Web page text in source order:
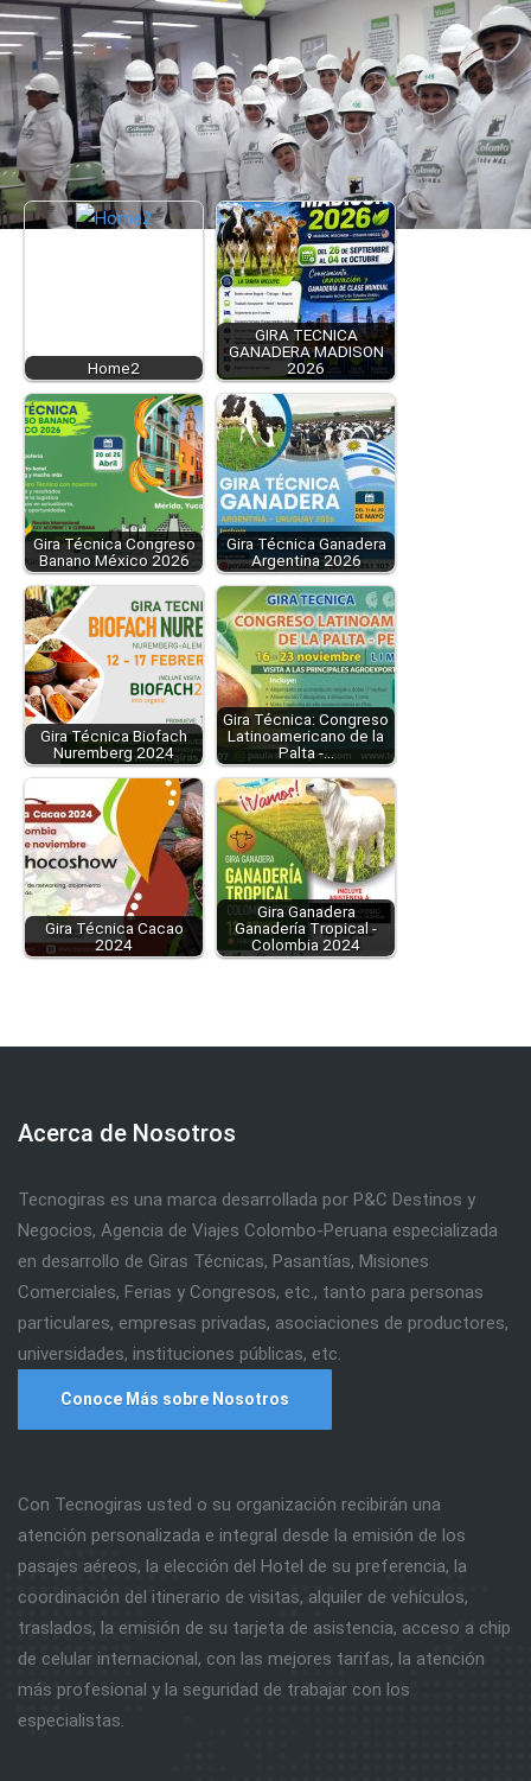
Notas Relacionadas:
Home2
GIRA TECNICA
GANADERA MADISON
2026
Gira Técnica Congreso
Banano México 2026
Gira Técnica Ganadera
Argentina 2026
Gira Técnica Biofach
Nuremberg 2024
Gira Técnica: Congreso
Latinoamericano de la
Palta -…
Gira Técnica Cacao
2024
Gira Ganadera
Ganadería Tropical -
Colombia 2024
Acerca de Nosotros
Tecnogiras es una marca desarrollada por P&C Destinos y
Negocios, Agencia de Viajes Colombo-Peruana especializada
en desarrollo de Giras Técnicas, Pasantías, Misiones
Comerciales, Ferias y Congresos, etc., tanto para personas
particulares, empresas privadas, asociaciones de productores,
universidades, instituciones públicas, etc.
Conoce Más sobre Nosotros
Con Tecnogiras usted o su organización recibirán una
atención personalizada e integral desde la emisión de los
pasajes aéreos, la elección del Hotel de su preferencia, la
coordinación del itinerario de visitas, alquiler de vehículos,
traslados, la emisión de su tarjeta de asistencia, acceso a chip
de celular internacional, con las mejores tarifas, la atención
más profesional y la seguridad de trabajar con los
especialistas.